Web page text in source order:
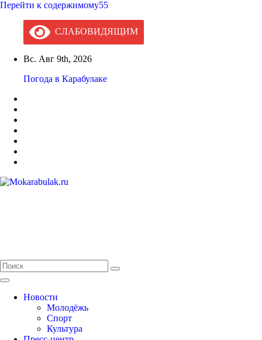
Перейти к содержимому55
СЛАБОВИДЯЩИМ
Вс. Авг 9th, 2026
Погода в Карабулаке
Новости
Молодёжь
Спорт
Культура